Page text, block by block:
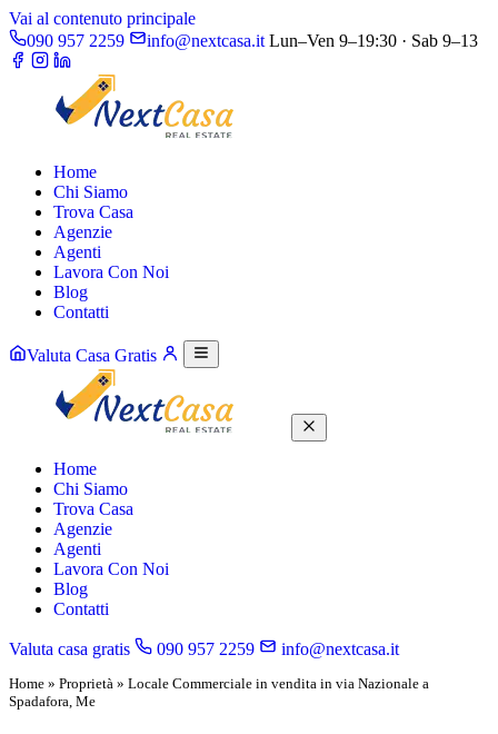
Vai al contenuto principale
090 957 2259
info@nextcasa.it Lun–Ven 9–19:30 · Sab 9–13
Home
Chi Siamo
Trova Casa
Agenzie
Agenti
Lavora Con Noi
Blog
Contatti
Valuta Casa Gratis
Home
Chi Siamo
Trova Casa
Agenzie
Agenti
Lavora Con Noi
Blog
Contatti
Valuta casa gratis 090 957 2259 info@nextcasa.it
Home » Proprietà » Locale Commerciale in vendita in via Nazionale a
Spadafora, Me